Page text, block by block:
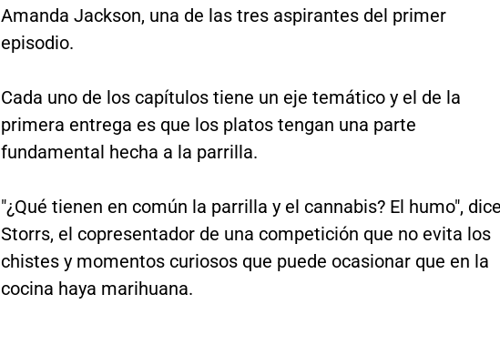
Amanda Jackson, una de las tres aspirantes del primer
episodio.
Cada uno de los capítulos tiene un eje temático y el de la
primera entrega es que los platos tengan una parte
fundamental hecha a la parrilla.
"¿Qué tienen en común la parrilla y el cannabis? El humo", dice
Storrs, el copresentador de una competición que no evita los
chistes y momentos curiosos que puede ocasionar que en la
cocina haya marihuana.